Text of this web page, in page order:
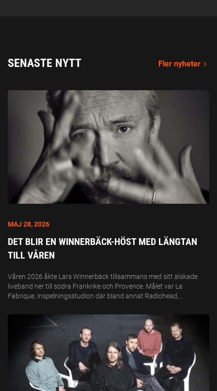
SENASTE NYTT Fler nyheter
MAJ 28, 2026
DET BLIR EN WINNERBÄCK-HÖST MED LÄNGTAN
TILL VÅREN
Våren 2026 åkte Lars Winnerbäck tillsammans med sitt älskade
liveband ner till södra Frankrike och Provence. Målet var La
Fabrique, inspelningsstudion där bland annat Radiohead,...